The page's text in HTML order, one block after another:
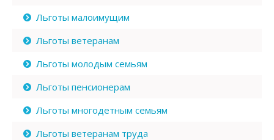
Льготы малоимущим
Льготы ветеранам
Льготы молодым семьям
Льготы пенсионерам
Льготы многодетным семьям
Льготы ветеранам труда